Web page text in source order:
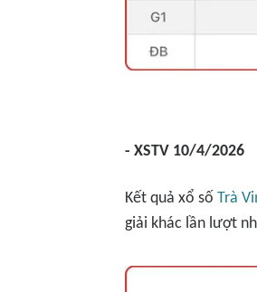
- XSTV 10/4/2026
Kết quả xổ số Trà
giải khác lần lượt